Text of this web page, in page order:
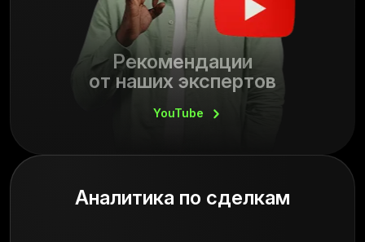
Рекомендации
от наших экспертов
YouTube
Аналитика по сделкам